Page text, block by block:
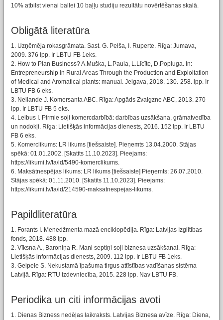
10% atbilst vienai ballei 10 baļļu studiju rezultātu novērtēšanas skalā.
Obligātā literatūra
1. Uzņēmēja rokasgrāmata. Sast. G. Pelša, I. Ruperte. Rīga: Jumava,
2009. 376 lpp. Ir LBTU FB 1eks.
2. How to Plan Business? A.Muška, L.Paula, L.Līcīte, D.Popluga. In:
Entrepreneurship in Rural Areas Through the Production and Exploitation
of Medical and Aromatical plants: manual. Jelgava, 2018. 130.-258. lpp. Ir
LBTU FB 6 eks.
3. Neilande J. Komersanta ABC. Rīga: Apgāds Zvaigzne ABC, 2013. 270
lpp. Ir LBTU FB 5 eks.
4. Leibus I. Pirmie soļi komercdarbībā: darbības uzsākšana, grāmatvedība
un nodokļi. Rīga: Lietišķās informācijas dienests, 2016. 152 lpp. Ir LBTU
FB 6 eks.
5. Komerclikums: LR likums [tiešsaiste]. Pieņemts 13.04.2000. Stājas
spēkā: 01.01.2002. [Skatīts 11.10.2023]. Pieejams:
https://likumi.lv/ta/id/5490-komerclikums.
6. Maksātnespējas likums: LR likums [tiešsaiste] Pieņemts: 26.07.2010.
Stājas spēkā: 01.11.2010. [Skatīts 11.10.2023]. Pieejams:
https://likumi.lv/ta/id/214590-maksatnespejas-likums.
Papildliteratūra
1. Forants I. Menedžmenta mazā enciklopēdija. Rīga: Latvijas Izglītības
fonds, 2018. 488 lpp.
2. Vīksna A., Baroniņa R. Mani septiņi soļi biznesa uzsākšanai. Rīga:
Lietišķās informācijas dienests, 2009. 112 lpp. Ir LBTU FB 1eks.
3. Geipele S. Nekustamā īpašuma tirgus attīstības vadīšanas sistēma
Latvijā. Rīga: RTU izdevniecība, 2015. 228 lpp. Nav LBTU FB.
Periodika un citi informācijas avoti
1. Dienas Bizness nedēļas laikraksts. Latvijas Biznesa avīze. Rīga: Diena,